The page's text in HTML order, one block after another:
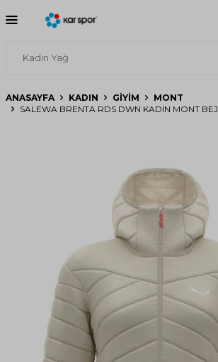
ANASAYFA KADIN GIYIM
MONT
SALEWA BRENTA RDS DWN KADIN MONT BEJ